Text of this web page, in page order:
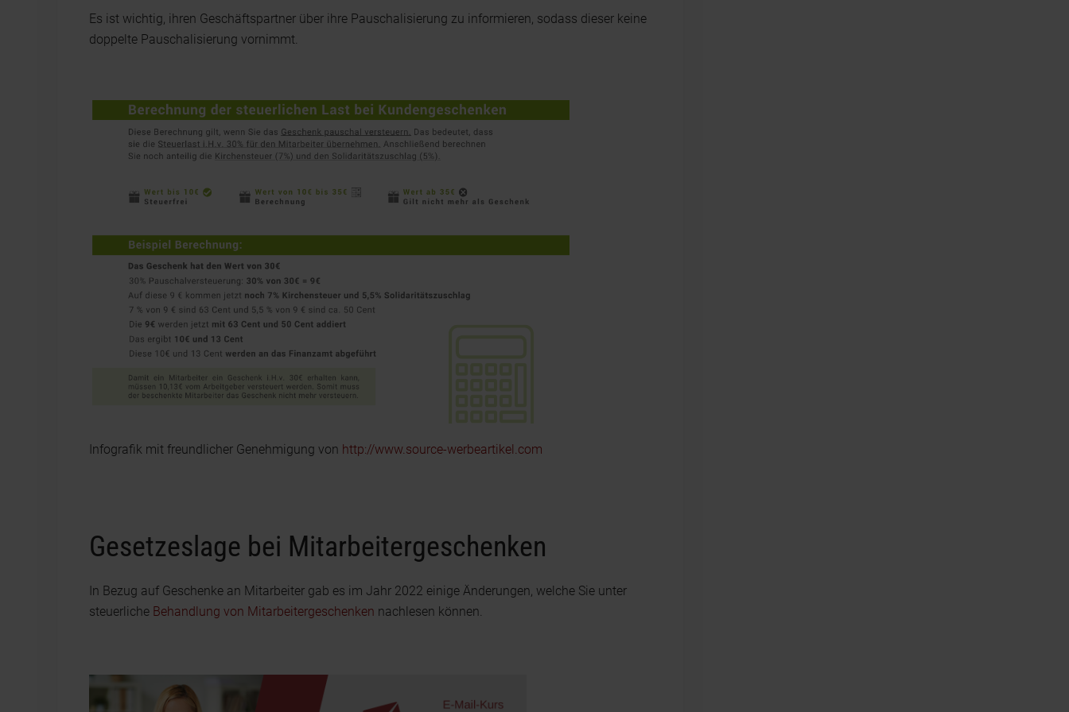
Es ist wichtig, ihren Geschäftspartner über ihre Pauschalisierung zu informieren, sodass dieser keine
doppelte Pauschalisierung vornimmt.
Infografik mit freundlicher Genehmigung von http://www.source-werbeartikel.com
Gesetzeslage bei Mitarbeitergeschenken
In Bezug auf Geschenke an Mitarbeiter gab es im Jahr 2022 einige Änderungen, welche Sie unter
steuerliche Behandlung von Mitarbeitergeschenken nachlesen können.